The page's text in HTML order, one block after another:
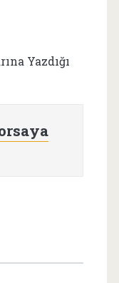
Yazdığı